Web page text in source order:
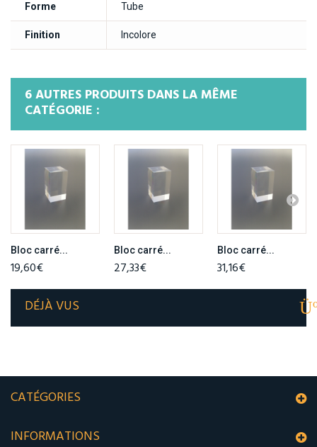
Forme Tube
Finition Incolore
6 AUTRES PRODUITS DANS LA MÊME
CATÉGORIE :
Bloc carré...
19,60€
Bloc carré...
27,33€
Bloc carré...
31,16€
DÉJÀ VUS
CATÉGORIES
INFORMATIONS